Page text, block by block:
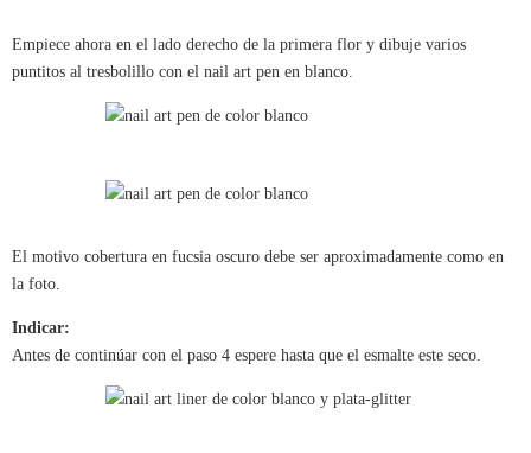
Empiece ahora en el lado derecho de la primera flor y dibuje varios
puntitos al tresbolillo con el nail art pen en blanco.
El motivo cobertura en fucsia oscuro debe ser aproximadamente como en
la foto.
Indicar:
Antes de continúar con el paso 4 espere hasta que el esmalte este seco.